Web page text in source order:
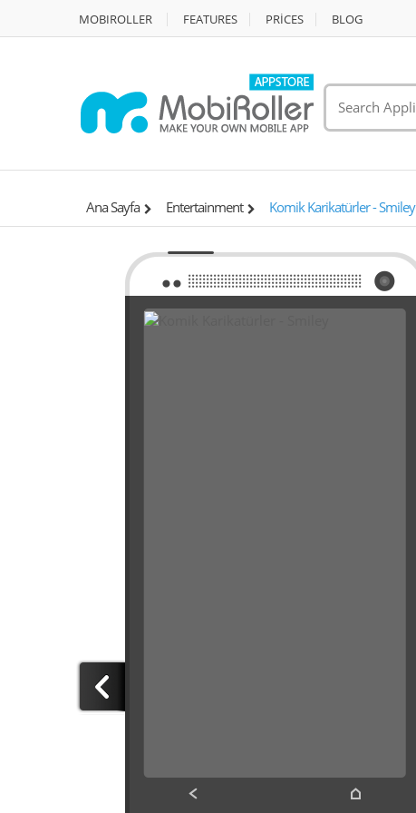
MOBIROLLER FEATURES PRİCES BLOG
Ana Sayfa Entertainment Komik Karikatürler - Smiley